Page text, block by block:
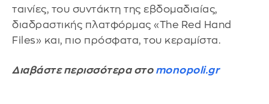
ταινίες, του συντάκτη της εβδομαδιαίας,
διαδραστικής πλατφόρμας «The Red Hand
Files» και, πιο πρόσφατα, του κεραμίστα.
Διαβάστε περισσότερα στο monopoli.gr